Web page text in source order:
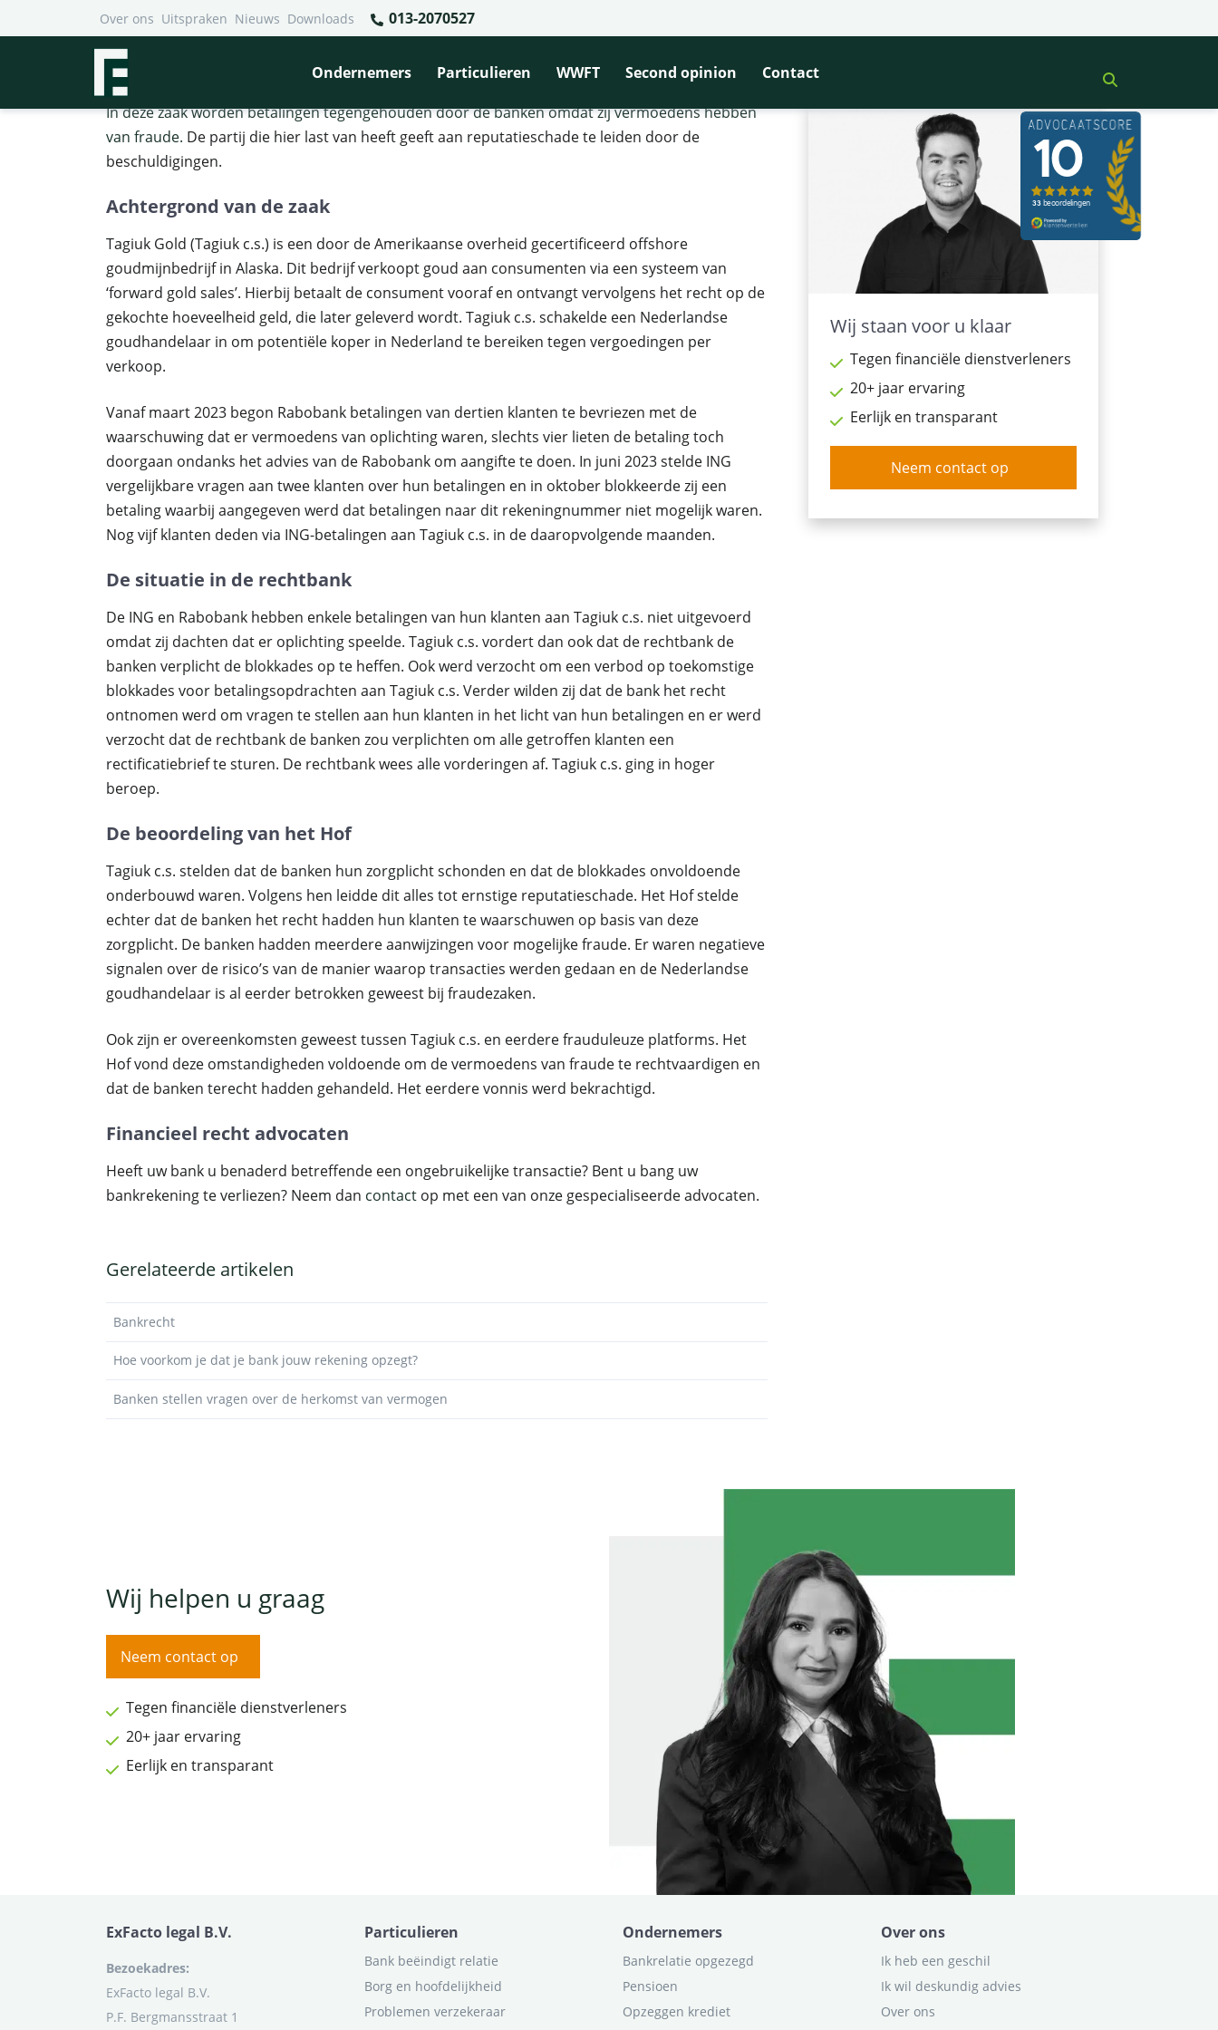
Over ons Uitspraken Nieuws Downloads 013-2070527
Ondernemers Particulieren WWFT Second opinion Contact
Financieel Recht Advocaten>Uitspraken>Reputatieschade door fraudebeschuldigingen
Reputatieschade door fraudebeschuldigingen
In deze zaak worden betalingen tegengehouden door de banken omdat zij vermoedens hebben
van fraude. De partij die hier last van heeft geeft aan reputatieschade te leiden door de
beschuldigingen.
Achtergrond van de zaak
Tagiuk Gold (Tagiuk c.s.) is een door de Amerikaanse overheid gecertificeerd offshore
goudmijnbedrijf in Alaska. Dit bedrijf verkoopt goud aan consumenten via een systeem van
‘forward gold sales’. Hierbij betaalt de consument vooraf en ontvangt vervolgens het recht op de
gekochte hoeveelheid geld, die later geleverd wordt. Tagiuk c.s. schakelde een Nederlandse
goudhandelaar in om potentiële koper in Nederland te bereiken tegen vergoedingen per
verkoop.
Vanaf maart 2023 begon Rabobank betalingen van dertien klanten te bevriezen met de
waarschuwing dat er vermoedens van oplichting waren, slechts vier lieten de betaling toch
doorgaan ondanks het advies van de Rabobank om aangifte te doen. In juni 2023 stelde ING
vergelijkbare vragen aan twee klanten over hun betalingen en in oktober blokkeerde zij een
betaling waarbij aangegeven werd dat betalingen naar dit rekeningnummer niet mogelijk waren.
Nog vijf klanten deden via ING-betalingen aan Tagiuk c.s. in de daaropvolgende maanden.
De situatie in de rechtbank
De ING en Rabobank hebben enkele betalingen van hun klanten aan Tagiuk c.s. niet uitgevoerd
omdat zij dachten dat er oplichting speelde. Tagiuk c.s. vordert dan ook dat de rechtbank de
banken verplicht de blokkades op te heffen. Ook werd verzocht om een verbod op toekomstige
blokkades voor betalingsopdrachten aan Tagiuk c.s. Verder wilden zij dat de bank het recht
ontnomen werd om vragen te stellen aan hun klanten in het licht van hun betalingen en er werd
verzocht dat de rechtbank de banken zou verplichten om alle getroffen klanten een
rectificatiebrief te sturen. De rechtbank wees alle vorderingen af. Tagiuk c.s. ging in hoger
beroep.
De beoordeling van het Hof
Tagiuk c.s. stelden dat de banken hun zorgplicht schonden en dat de blokkades onvoldoende
onderbouwd waren. Volgens hen leidde dit alles tot ernstige reputatieschade. Het Hof stelde
echter dat de banken het recht hadden hun klanten te waarschuwen op basis van deze
zorgplicht. De banken hadden meerdere aanwijzingen voor mogelijke fraude. Er waren negatieve
signalen over de risico’s van de manier waarop transacties werden gedaan en de Nederlandse
goudhandelaar is al eerder betrokken geweest bij fraudezaken.
Ook zijn er overeenkomsten geweest tussen Tagiuk c.s. en eerdere frauduleuze platforms. Het
Hof vond deze omstandigheden voldoende om de vermoedens van fraude te rechtvaardigen en
dat de banken terecht hadden gehandeld. Het eerdere vonnis werd bekrachtigd.
Financieel recht advocaten
Heeft uw bank u benaderd betreffende een ongebruikelijke transactie? Bent u bang uw
bankrekening te verliezen? Neem dan contact op met een van onze gespecialiseerde advocaten.
Gerelateerde artikelen
Bankrecht
Hoe voorkom je dat je bank jouw rekening opzegt?
Banken stellen vragen over de herkomst van vermogen
Wij staan voor u klaar
Tegen financiële dienstverleners
20+ jaar ervaring
Eerlijk en transparant
Neem contact op
Wij helpen u graag
Neem contact op
Tegen financiële dienstverleners
20+ jaar ervaring
Eerlijk en transparant
ExFacto legal B.V.
Bezoekadres:
ExFacto legal B.V.
P.F. Bergmansstraat 1
Particulieren
Bank beëindigt relatie
Borg en hoofdelijkheid
Problemen verzekeraar
Ondernemers
Bankrelatie opgezegd
Pensioen
Opzeggen krediet
Over ons
Ik heb een geschil
Ik wil deskundig advies
Over ons